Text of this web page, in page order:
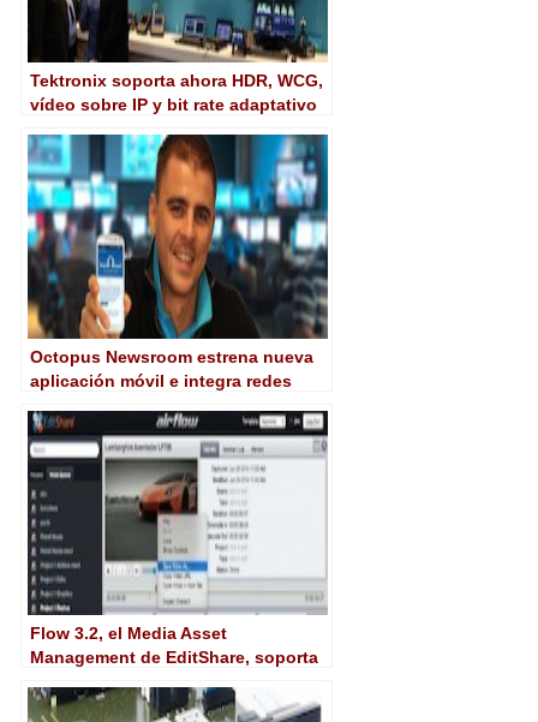
Tektronix soporta ahora HDR, WCG,
vídeo sobre IP y bit rate adaptativo
Octopus Newsroom estrena nueva
aplicación móvil e integra redes
Flow 3.2, el Media Asset
Management de EditShare, soporta